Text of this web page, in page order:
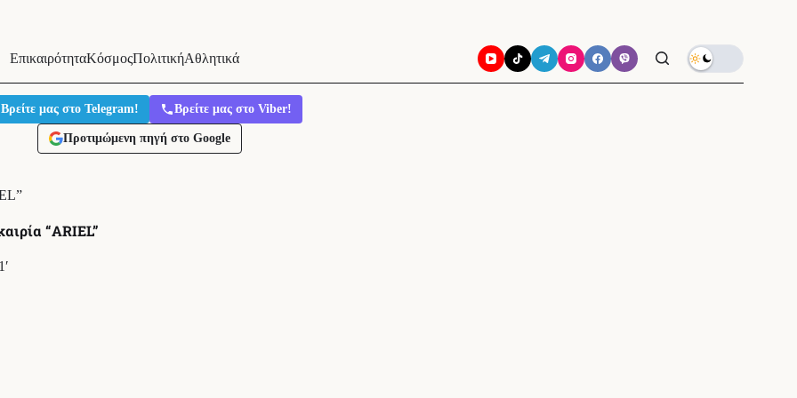
ΕπικαιρότηταΚόσμοςΠολιτικήΑθλητικά
Βρείτε μας στο Telegram! Βρείτε μας στο Viber!
Προτιμώμενη πηγή στο Google
“ARIEL”
1′